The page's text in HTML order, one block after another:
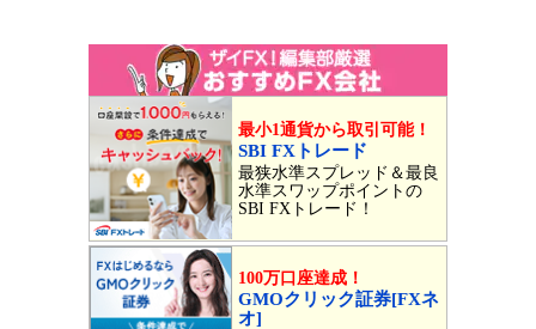
最小1通貨から取引可能！
SBI FXトレード
最狭水準スプレッド＆最良
水準スワップポイントの
SBI FXトレード！
100万口座達成！
GMOクリック証券[FXネ
オ]